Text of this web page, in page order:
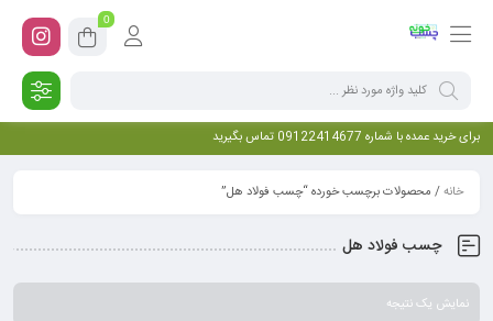
0
برای خرید عمده با شماره 09122414677 تماس بگیرید
خانه/ محصولات برچسب خورده “چسب فولاد هل”
چسب فولاد هل
نمایش یک نتیجه